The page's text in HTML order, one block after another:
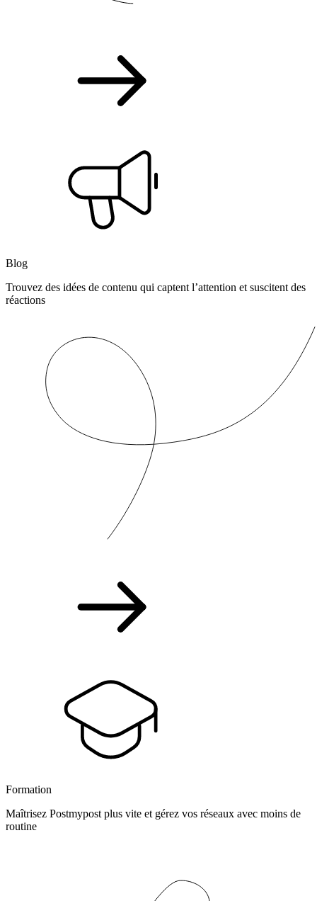
Blog
Trouvez des idées de contenu qui captent l’attention et suscitent des
réactions
Formation
Maîtrisez Postmypost plus vite et gérez vos réseaux avec moins de
routine